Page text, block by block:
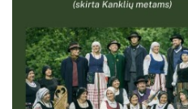
KPD PROJEKTAS
KPD PROJEKTAS
KPD PROJEKTAS